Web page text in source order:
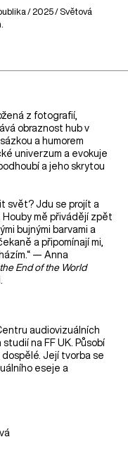
/ 2025 / Světová
z fotografií,
obraznost hub v
a humorem
univerzum a evokuje
a jeho skrytou
svět? Jdu se projít a
Houby mě přivádějí zpět
bujnými barvami a
a připomínají mi,
— Anna
End of the World
audiovizuálních
na FF UK. Působí
Její tvorba se
eseje a